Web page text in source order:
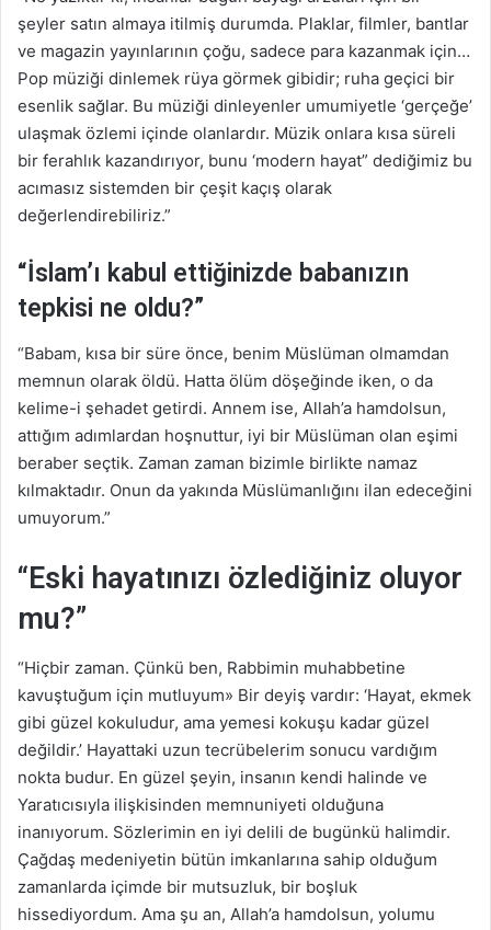
şeyler satın almaya itilmiş durumda. Plaklar, filmler, bantlar
ve magazin yayınlarının çoğu, sadece para kazanmak için…
Pop müziği dinlemek rüya görmek gibidir; ruha geçici bir
esenlik sağlar. Bu müziği dinleyenler umumiyetle ‘gerçeğe’
ulaşmak özlemi içinde olanlardır. Müzik onlara kısa süreli
bir ferahlık kazandırıyor, bunu ‘modern hayat” dediğimiz bu
acımasız sistemden bir çeşit kaçış olarak
değerlendirebiliriz.”
“İslam’ı kabul ettiğinizde babanızın
tepkisi ne oldu?”
“Babam, kısa bir süre önce, benim Müslüman olmamdan
memnun olarak öldü. Hatta ölüm döşeğinde iken, o da
kelime-i şehadet getirdi. Annem ise, Allah’a hamdolsun,
attığım adımlardan hoşnuttur, iyi bir Müslüman olan eşimi
beraber seçtik. Zaman zaman bizimle birlikte namaz
kılmaktadır. Onun da yakında Müslümanlığını ilan edeceğini
umuyorum.”
“Eski hayatınızı özlediğiniz oluyor
mu?”
“Hiçbir zaman. Çünkü ben, Rabbimin muhabbetine
kavuştuğum için mutluyum» Bir deyiş vardır: ‘Hayat, ekmek
gibi güzel kokuludur, ama yemesi kokuşu kadar güzel
değildir.’ Hayattaki uzun tecrübelerim sonucu vardığım
nokta budur. En güzel şeyin, insanın kendi halinde ve
Yaratıcısıyla ilişkisinden memnuniyeti olduğuna
inanıyorum. Sözlerimin en iyi delili de bugünkü halimdir.
Çağdaş medeniyetin bütün imkanlarına sahip olduğum
zamanlarda içimde bir mutsuzluk, bir boşluk
hissediyordum. Ama şu an, Allah’a hamdolsun, yolumu